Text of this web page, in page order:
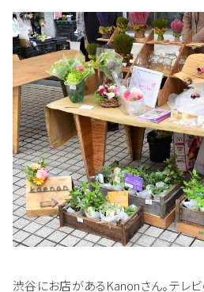
渋谷にお店があるKanonさん。テレ